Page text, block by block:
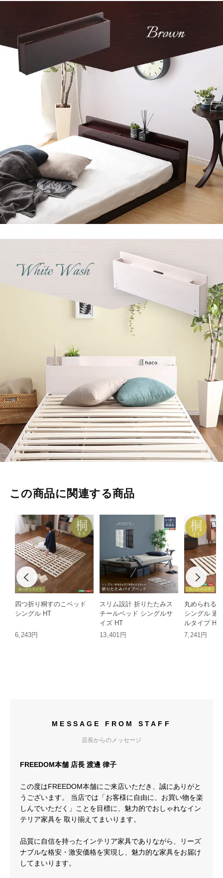
この商品に関連する商品
四つ折り桐すのこベッド
シングル HT
6,243円
スリム設計 折りたたみス
チールベッド シングルサ
イズ HT
13,401円
丸められる
シングル 通
ルタイプ HT
7,241円
MESSAGE FROM STAFF
店長からのメッセージ
FREEDOM本舗 店長 渡邊 律子
この度はFREEDOM本舗にご来店いただき、誠にありがと
うございます。 当店では「お客様に自由に、お買い物を楽
しんでいただく」ことを目標に、魅力的でおしゃれなイン
テリア家具を 取り揃えてまいります。
品質に自信を持ったインテリア家具でありながら、リーズ
ナブルな格安・激安価格を実現し、魅力的な家具をお届け
してまいります。